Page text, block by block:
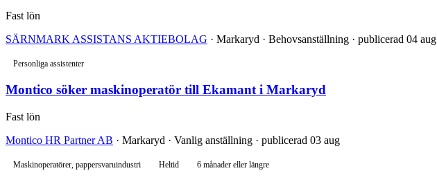
Fast lön
SÄRNMARK ASSISTANS AKTIEBOLAG · Markaryd · Behovsanställning · publicerad 04 aug
Personliga assistenter
Montico söker maskinoperatör till Ekamant i Markaryd
Fast lön
Montico HR Partner AB · Markaryd · Vanlig anställning · publicerad 03 aug
Maskinoperatörer, pappersvaruindustri Heltid 6 månader eller längre